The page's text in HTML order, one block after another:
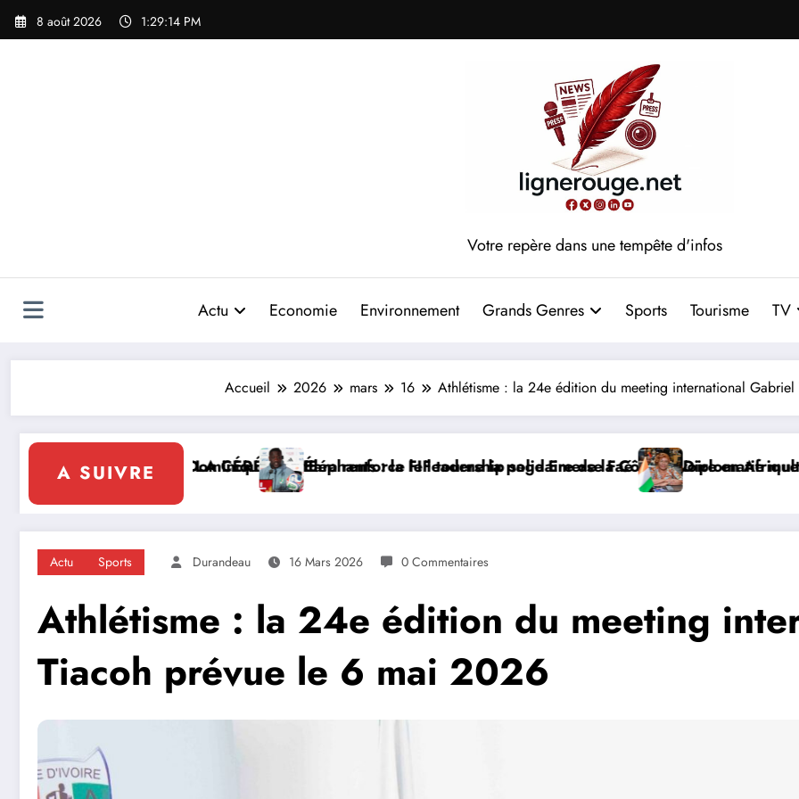
Aller
8 août 2026 1:29:17 PM
Votre repère dans une tempête d'infos
Actu Economie Environnement Grands Genres Sports Tourisme TV
Accueil 2026 mars 16 Athlétisme : la 24e édition du meeting international
A SUIVRE
leadership solidaire de la Côte d’Ivoire en Afrique
tourne la page Emerse Faé Diplomatie multilatérale : à Addis-Abeba, SE Mme Nialé Kaba porte
𝐉𝐎𝐉 𝐃𝐀𝐊𝐀𝐑 𝟐𝟎𝟐𝟔 :
Actu Sports Durandeau 16 Mars 2026 0 Commentaires
Athlétisme : la 24e édition du meeting
Tiacoh prévue le 6 mai 2026